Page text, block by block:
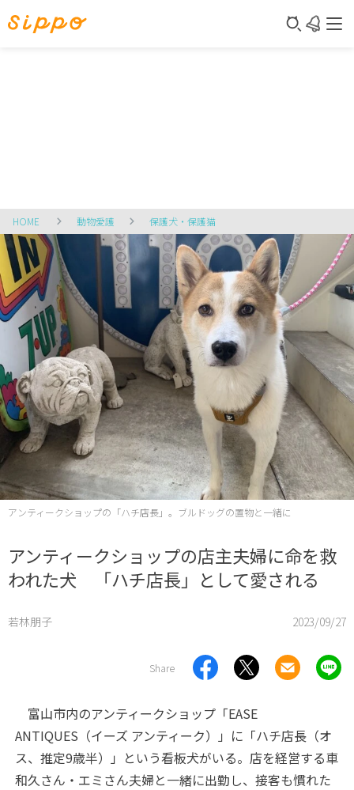
HOME 動物愛護 保護犬・保護猫
アンティークショップの「ハチ店長」。ブルドッグの置物と一緒に
アンティークショップの店主夫婦に命を救
われた犬 「ハチ店長」として愛される
若林朋子 2023/09/27
Share
富山市内のアンティークショップ「EASE
ANTIQUES （イーズ アンティーク）」に「ハチ店長（オ
ス、推定9歳半）」という看板犬がいる。店を経営する車
和久さん・エミさん夫婦と一緒に出勤し、接客も慣れた